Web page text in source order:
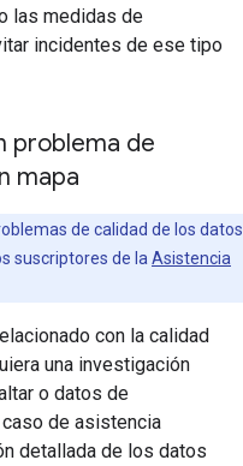
las medidas de
incidentes de ese tipo
problema de
mapa
de calidad de los datos
suscriptores de la Asistencia
con la calidad
una investigación
o datos de
de asistencia
detallada de los datos